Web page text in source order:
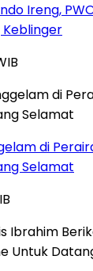
Ireng,
di
Selamat